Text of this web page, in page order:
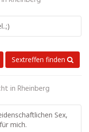
Sextreffen finden
in Rheinberg
Sex,
mich.